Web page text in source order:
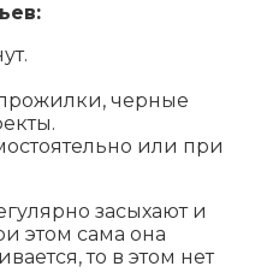
черные
или при
засыхают и
этом сама она
то в этом нет